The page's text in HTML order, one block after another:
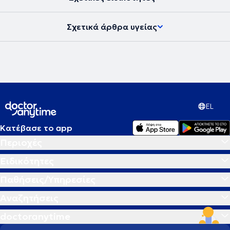
Σχετικά άρθρα υγείας
EL
Κατέβασε το app